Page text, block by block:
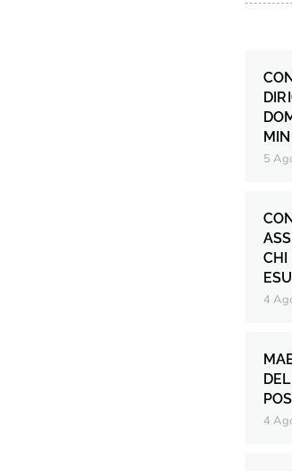
5
CHI
4
4